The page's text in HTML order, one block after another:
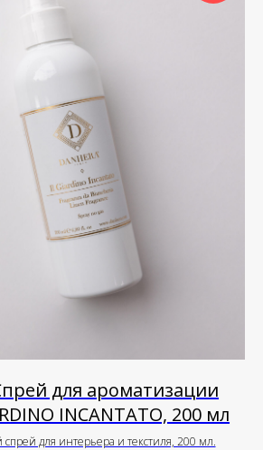
для ароматизации
INCANTATO, 200 мл
для интерьера и текстиля, 200 мл.